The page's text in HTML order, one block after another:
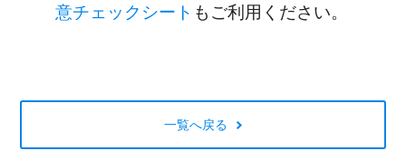
意チェックシート もご利用ください。
一覧へ戻る